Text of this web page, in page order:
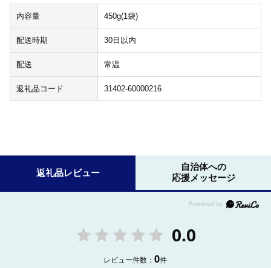
内容量 450g(1袋)
配送時期 30日以内
配送 常温
返礼品コード 31402-60000216
返礼品レビュー
自治体への
応援メッセージ
0.0
レビュー件数：0件